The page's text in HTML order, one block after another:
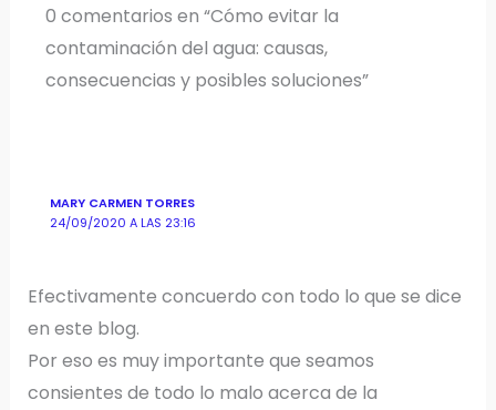
0 comentarios en “Cómo evitar la
contaminación del agua: causas,
consecuencias y posibles soluciones”
MARY CARMEN TORRES
24/09/2020 A LAS 23:16
Efectivamente concuerdo con todo lo que se dice
en este blog.
Por eso es muy importante que seamos
consientes de todo lo malo acerca de la